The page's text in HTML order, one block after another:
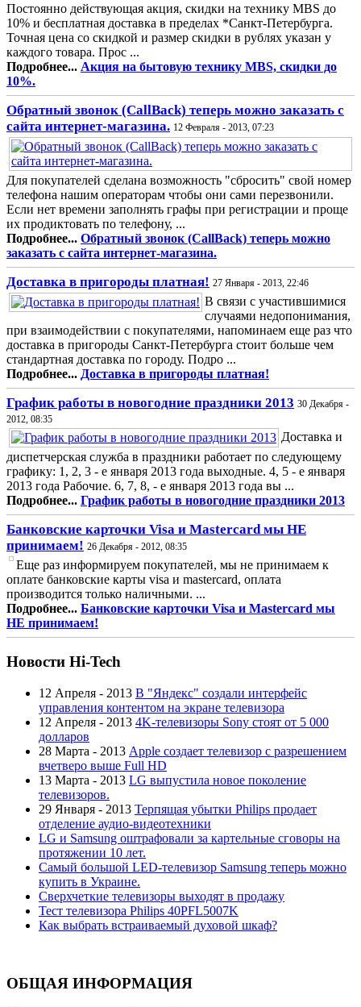
Постоянно действующая акция, скидки на технику MBS до
10% и бесплатная доставка в пределах *Санкт-Петербурга.
Точная цена со скидкой и размер скидки в рублях указан у
каждого товара. Прос ...
Подробнее... Акция на бытовую технику MBS, скидки до
10%.
Обратный звонок (CallBack) теперь можно заказать с
сайта интернет-магазина. 12 Февраля - 2013, 07:23
Для покупателей сделана возможность "сбросить" свой номер
телефона нашим операторам чтобы они сами перезвонили.
Если нет времени заполнять графы при регистрации и проще
их продиктовать по телефону, ...
Подробнее... Обратный звонок (CallBack) теперь можно
заказать с сайта интернет-магазина.
Доставка в пригороды платная! 27 Января - 2013, 22:46
В связи с участившимися
случаями недопонимания,
при взаимодействии с покупателями, напоминаем еще раз что
доставка в пригороды Санкт-Петербурга стоит больше чем
стандартная доставка по городу. Подро ...
Подробнее... Доставка в пригороды платная!
График работы в новогодние праздники 2013 30 Декабря -
2012, 08:35
Доставка и
диспетчерская служба в праздники работает по следующему
графику: 1, 2, 3 - е января 2013 года выходные. 4, 5 - е января
2013 года Рабочие. 6, 7, 8, - е января 2013 года вы ...
Подробнее... График работы в новогодние праздники 2013
Банковские карточки Visa и Mastercard мы НЕ
принимаем! 26 Декабря - 2012, 08:35
Еще раз информируем покупателей, мы не принимаем к
оплате банковские карты visa и mastercard, оплата
производится только наличными. ...
Подробнее... Банковские карточки Visa и Mastercard мы
НЕ принимаем!
Новости Hi-Tech
12 Апреля - 2013 В "Яндекс" создали интерфейс
управления контентом на экране телевизора
12 Апреля - 2013 4K-телевизоры Sony стоят от 5 000
долларов
28 Марта - 2013 Apple создает телевизор с разрешением
вчетверо выше Full HD
13 Марта - 2013 LG выпустила новое поколение
телевизоров.
29 Января - 2013 Терпящая убытки Philips продает
отделение аудио-видеотехники
LG и Samsung оштрафовали за картельные сговоры на
протяжении 10 лет.
Самый большой LED-телевизор Samsung теперь можно
купить в Украине.
Сверхчеткие телевизоры выходят в продажу
Тест телевизора Philips 40PFL5007K
Как выбрать встраиваемый духовой шкаф?
ОБЩАЯ ИНФОРМАЦИЯ